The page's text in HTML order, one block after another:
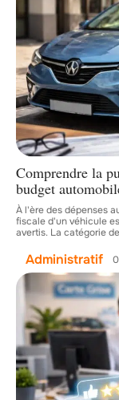
Comprendre la
budget
À l'ère des dépenses
fiscale d'un véhicule
avertis. La catégorie
Administratif